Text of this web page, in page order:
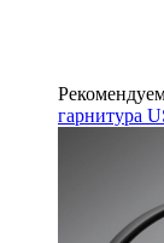
гарнитура